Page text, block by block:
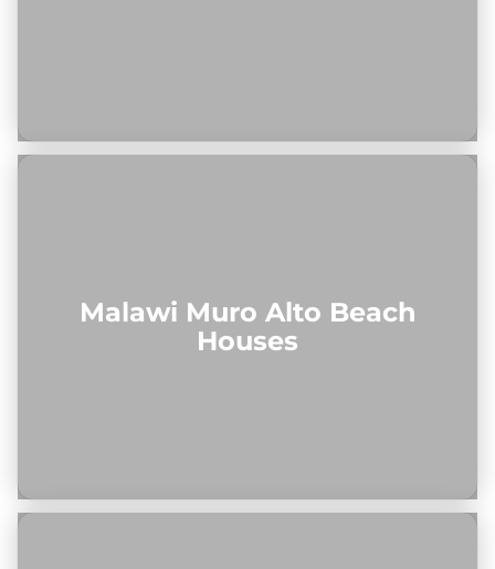
Malawi Muro Alto Beach
Houses